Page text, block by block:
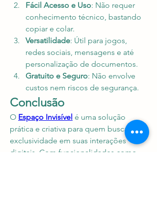
Fácil Acesso e Uso: Não requer
conhecimento técnico, bastando
copiar e colar.
Versatilidade: Útil para jogos,
redes sociais, mensagens e até
personalização de documentos.
Gratuito e Seguro: Não envolve
custos nem riscos de segurança.
Conclusão
O Espaço Invisível é uma solução
prática e criativa para quem busca
exclusividade em suas interações
digitais. Com funcionalidades como